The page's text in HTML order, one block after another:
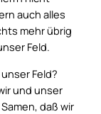
auch alles
mehr übrig
Feld.
Feld?
und unser
daß wir